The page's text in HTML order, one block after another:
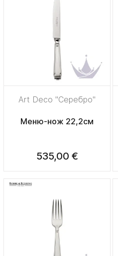
Art Deco "Серебро"
Меню-нож 22,2см
535,00 €